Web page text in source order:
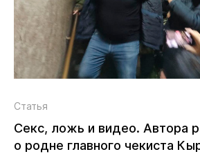
Статья
Секс, ложь и видео. Автора
о родне главного чекиста